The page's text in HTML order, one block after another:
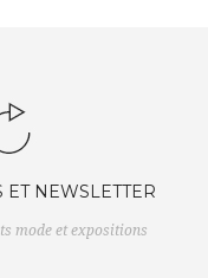
NEWSLETTER
mode et expositions